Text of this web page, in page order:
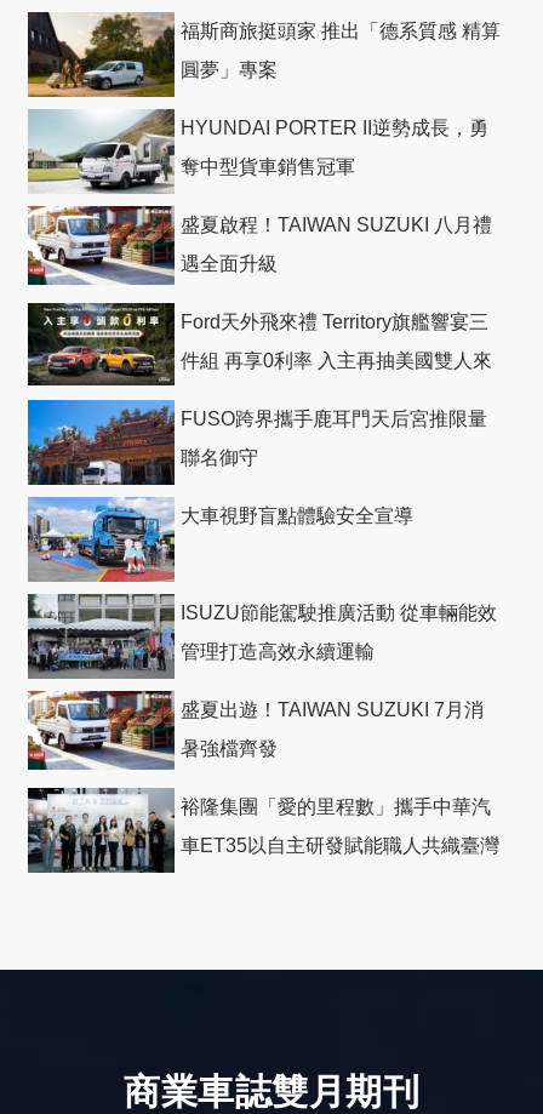
福斯商旅挺頭家 推出「德系質感 精算
圓夢」專案
HYUNDAI PORTER II逆勢成長，勇
奪中型貨車銷售冠軍
盛夏啟程！TAIWAN SUZUKI 八月禮
遇全面升級
Ford天外飛來禮 Territory旗艦響宴三
件組 再享0利率 入主再抽美國雙人來
FUSO跨界攜手鹿耳門天后宮推限量
聯名御守
大車視野盲點體驗安全宣導
ISUZU節能駕駛推廣活動 從車輛能效
管理打造高效永續運輸
盛夏出遊！TAIWAN SUZUKI 7月消
暑強檔齊發
裕隆集團「愛的里程數」攜手中華汽
車ET35以自主研發賦能職人共織臺灣
商業車誌雙月期刊